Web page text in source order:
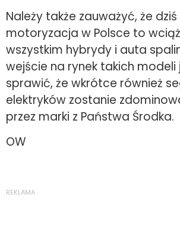
Należy także zauważyć, że
motoryzacja w Polsce to
wszystkim hybrydy i auta
wejście na rynek takich modeli
sprawić, że wkrótce również
elektryków zostanie
przez marki z Państwa Środka.
OW
REKLAMA